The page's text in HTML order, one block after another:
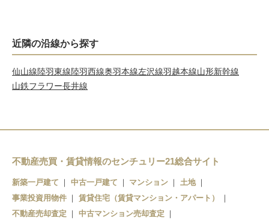
近隣の沿線から探す
仙山線陸羽東線陸羽西線奥羽本線左沢線羽越本線山形新幹線
山鉄フラワー長井線
不動産売買・賃貸情報のセンチュリー21総合サイト
新築一戸建て 中古一戸建て マンション
土地
事業投資用物件
賃貸住宅（賃貸マンション・アパート）
不動産売却査定
中古マンション売却査定